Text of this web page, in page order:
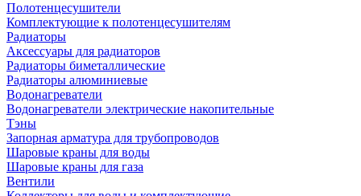
Полотенцесушители
Комплектующие к полотенцесушителям
Радиаторы
Аксессуары для радиаторов
Радиаторы биметаллические
Радиаторы алюминиевые
Водонагреватели
Водонагреватели электрические накопительные
Тэны
Запорная арматура для трубопроводов
Шаровые краны для воды
Шаровые краны для газа
Вентили